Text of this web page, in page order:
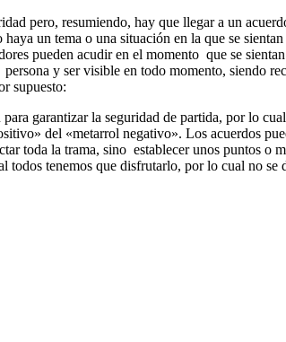
pero, resumiendo, hay que llegar a un
un tema o una situación en la que se
pueden acudir en el momento que se
y ser visible en todo momento, siendo
supuesto:
garantizar la seguridad de partida, por lo
del «metarrol negativo». Los acuerdos
toda la trama, sino establecer unos puntos o
tenemos que disfrutarlo, por lo cual no